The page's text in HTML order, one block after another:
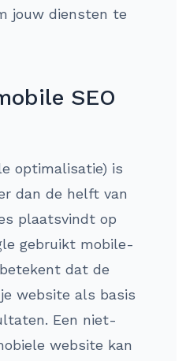
jouw diensten te
SEO
optimalisatie) is
dan de helft van
plaatsvindt op
gebruikt mobile-
dat de
website als basis
Een niet-
website kan